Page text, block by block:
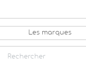
Les marques